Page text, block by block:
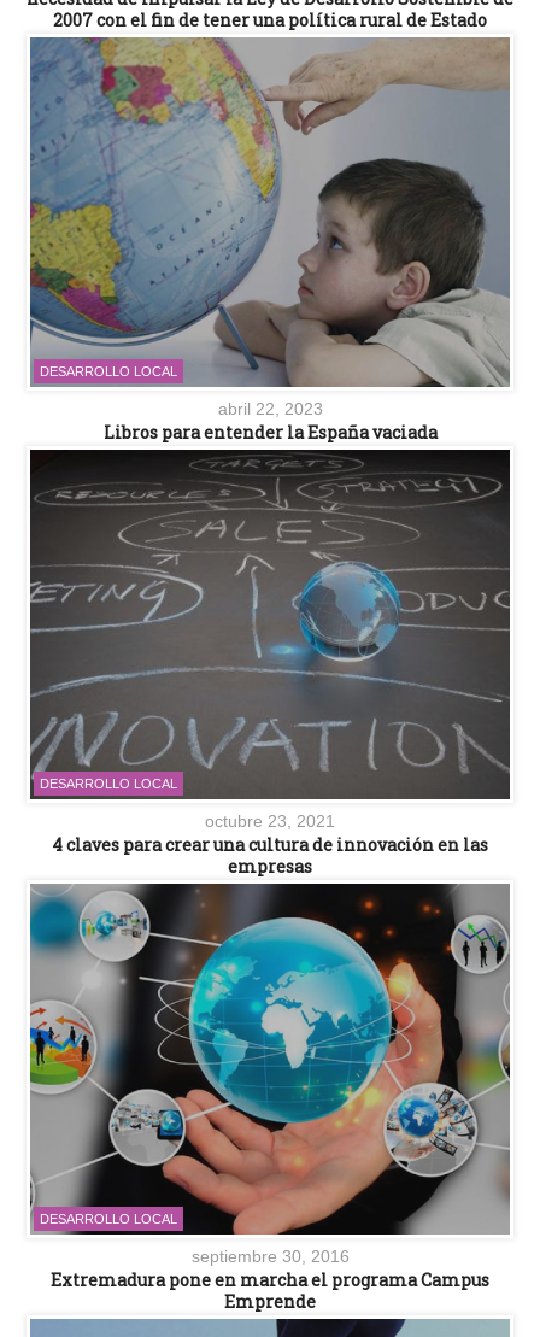
2007 con el fin de tener una política rural de Estado
DESARROLLO LOCAL
abril 22, 2023
Libros para entender la España vaciada
DESARROLLO LOCAL
octubre 23, 2021
4 claves para crear una cultura de innovación en las
empresas
DESARROLLO LOCAL
septiembre 30, 2016
Extremadura pone en marcha el programa Campus
Emprende